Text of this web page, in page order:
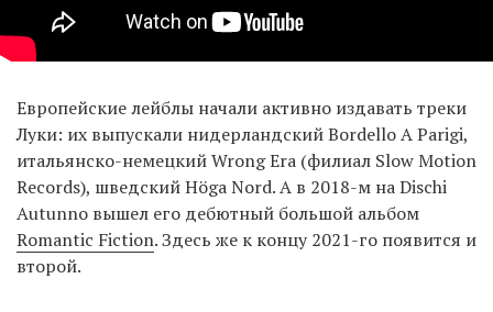
Европейские лейблы начали активно издавать треки
Луки: их выпускали нидерландский Bordello A Parigi,
итальянско-немецкий Wrong Era (филиал Slow Motion
Records), шведский Höga Nord. А в 2018-м на Dischi
Autunno вышел его дебютный большой альбом
Romantic Fiction. Здесь же к концу 2021-го появится и
второй.